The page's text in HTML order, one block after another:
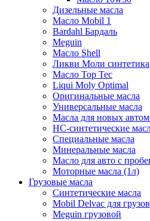
Дизельные масла
Масло Mobil 1
Bardahl Бардаль
Meguin
Масло Shell
Ликви Моли синтетика
Масло Top Tec
Liqui Moly Optimal
Оригинальные масла
Универсальные масла
Масла для новых
HC-синтетические
Специальные масла
Минеральные масла
Масло для авто с
Моторные масла (1л)
Грузовые масла
Синтетические масла
Mobil Delvac для
Meguin грузовой